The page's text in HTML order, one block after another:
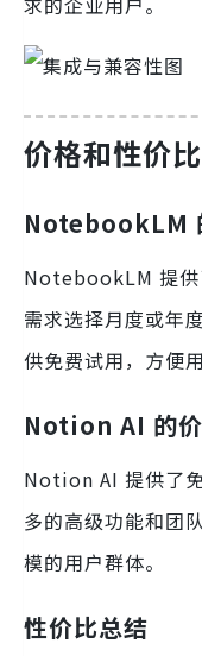
价格和性价比
NotebookLM
NotebookLM 提供
需求选择月度或年
供免费试用，方便
Notion AI 的
Notion AI 提供了
多的高级功能和团
模的用户群体。
性价比总结